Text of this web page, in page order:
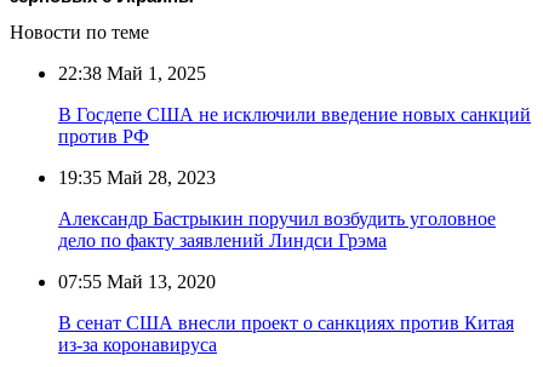
Новости по теме
22:38 Май 1, 2025
В Госдепе США не исключили введение новых санкций
против РФ
19:35 Май 28, 2023
Александр Бастрыкин поручил возбудить уголовное
дело по факту заявлений Линдси Грэма
07:55 Май 13, 2020
В сенат США внесли проект о санкциях против Китая
из-за коронавируса